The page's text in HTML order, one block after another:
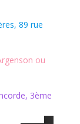
89 rue
ou
3ème